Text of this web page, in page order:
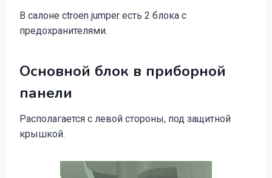
В салоне ctroen jumper есть 2 блока с
предохранителями.
Основной блок в приборной
панели
Располагается с левой стороны, под защитной
крышкой.